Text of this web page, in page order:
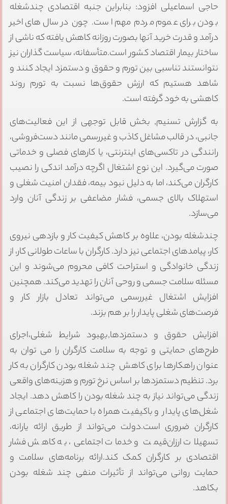
حاجی اسماعیلی افزود: بنابراین جنبه اقتصادی چندشغله
بودن برای عموم مردم مهم است. چون در سال‌های اخیر
درآمد و قدرت خرید آنها بصورت روزانه کاهش یافته که ناشی از
ساختار بیمار اقتصاد کشور است.متأسفانه، سیاست گذاران نیز
نتوانستند تناسبی بین تورم و حقوق و دستمزد ایجاد کنند و
شاهد هستیم که ارزش حقوق‌ها نسبت به تورم روند
کاهشی به خود گرفته است.
به گزارش تسنیم, بخش قابل توجهی از این فعالیت‌های
جانبی، در قالب مشاغل کاذب و غیررسمی مانند دست‌فروشی،
رانندگی در تاکسی‌های اینترنتی، یا کارهای فصلی و خدماتی
صورت می‌گیرد. این نوع اشتغال اگرچه درآمد اندکی را نصیب
کارگران می‌کند، اما به دلیل نبود بیمه، فقدان امنیت شغلی و
استهلاک بالای جسمی، فشار مضاعفی بر زندگی آنان وارد
می‌سازد.
چندشغله بودن، علاوه بر کاهش کیفیت کار و بازدهی نیروی
کار، پیامدهای اجتماعی نیز دارد. کارگران با ساعات طولانی کار، از
زندگی خانوادگی و استراحت کافی محروم می‌شوند و این
مسئله سلامت جسمی و روحی آنان را تهدید می‌کند. همچنین
افزایش اشتغال غیررسمی می‌تواند تعادل بازار کار و
فرصت‌های شغلی پایدار را بر هم بزند.
افزایش حقوق و دستمزدها,بهبود شرایط شغلی،اجرای
طرح‌های حمایتی و توجه به سلامت کارگران را می توان به
عنوان راهکارها برای کاهش چند شغله بودن کارگران به کار
برد. تنظیم دستمزدها بر اساس نرخ تورم و هزینه‌های واقعی
زندگی می‌تواند نیاز به چند شغله بودن را کاهش دهد. ایجاد
شغل‌های پایدار و باکیفیت همراه با حمایت‌های اجتماعی از
کارگران ضروری است.دولت می‌تواند از طریق ارائه یارانه،
تسهیلات ارزان‌قیمت و خدمات اجتماعی، به کاهش فشار
اقتصادی بر کارگران کمک کند.ارائه برنامه‌های سلامت و
حمایت روانی می‌تواند از تأثیرات منفی چند شغله بودن
بکاهد.